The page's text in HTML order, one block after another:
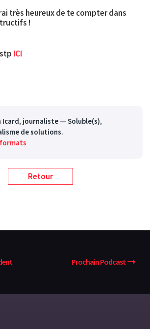
très heureux de te compter dans
!
ICI
Icard, journaliste — Soluble(s),
de solutions.
Retour
Prochain Podcast